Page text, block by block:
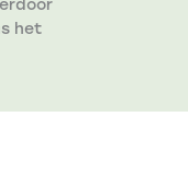
het